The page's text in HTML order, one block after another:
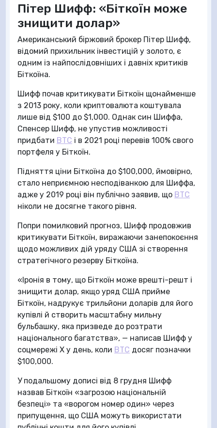
Пітер Шифф: «Біткоїн може
знищити долар»
Американський біржовий брокер Пітер Шифф,
відомий прихильник інвестицій у золото, є
одним із найпослідовніших і давніх критиків
Біткоїна.
Шифф почав критикувати Біткоїн щонайменше
з 2013 року, коли криптовалюта коштувала
лише від $100 до $1,000. Однак син Шиффа,
Спенсер Шифф, не упустив можливості
придбати BTC і в 2021 році перевів 100% свого
портфеля у Біткоїн.
Підняття ціни Біткоїна до $100,000, ймовірно,
стало неприємною несподіванкою для Шиффа,
адже у 2019 році він публічно заявив, що BTC
ніколи не досягне такого рівня.
Попри помилковий прогноз, Шифф продовжив
критикувати Біткоїн, виражаючи занепокоєння
щодо можливих дій уряду США зі створення
стратегічного резерву Біткоїна.
«Іронія в тому, що Біткоїн може врешті-решт і
знищити долар, якщо уряд США прийме
Біткоїн, надрукує трильйони доларів для його
купівлі й створить масштабну мильну
бульбашку, яка призведе до розтрати
національного багатства», — написав Шифф у
соцмережі X у день, коли BTC досяг позначки
$100,000.
У подальшому дописі від 8 грудня Шифф
назвав Біткоїн «загрозою національній
безпеці» та «ворогом номер один» через
припущення, що США можуть використати